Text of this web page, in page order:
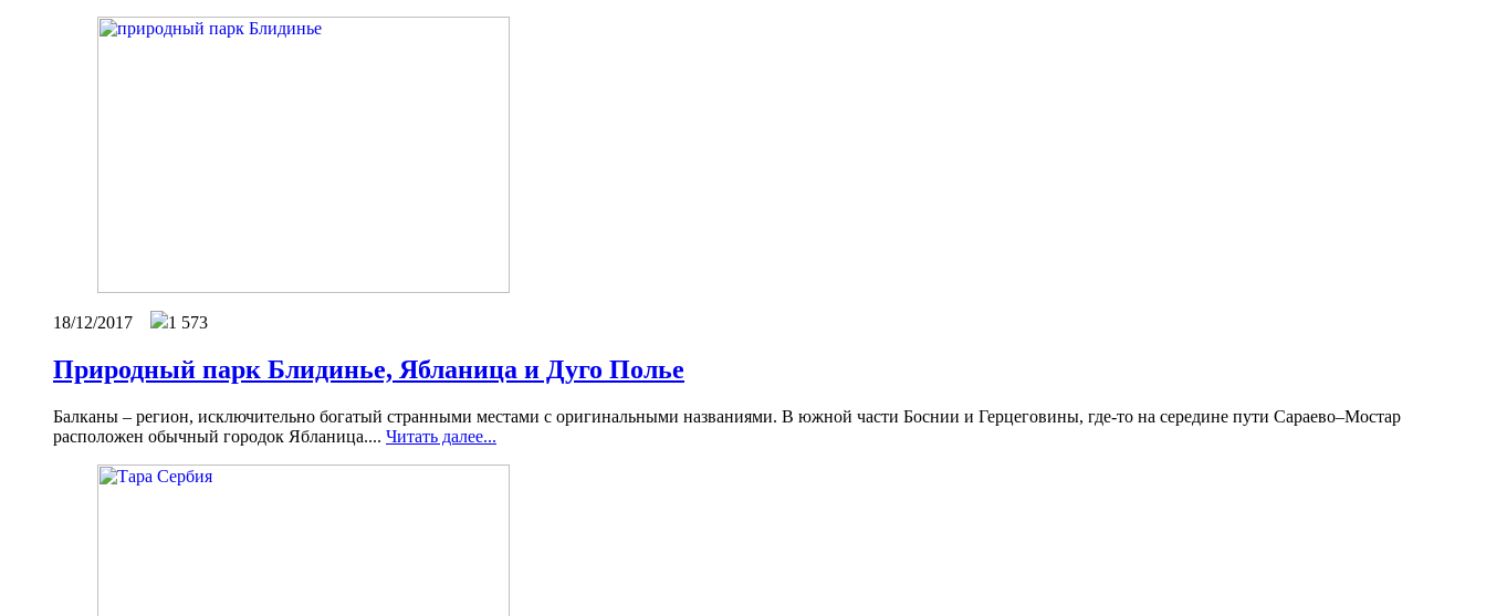
18/12/2017 1 573
Природный парк Блидинье, Ябланица и Дуго Полье
Балканы – регион, исключительно богатый странными местами с оригинальными названиями. В южной части Боснии и Герцеговины, где-то на середине пути Сараево–Мостар
расположен обычный городок Ябланица.... Читать далее...